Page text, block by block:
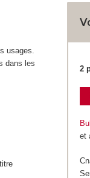
usages.
dans les
2
et